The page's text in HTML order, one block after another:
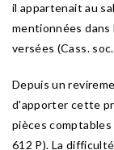
il appartenait au
mentionnées dans
versées (Cass.
Depuis un
d'apporter cette
pièces comptables
612 P). La